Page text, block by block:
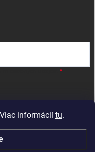
informácií tu.